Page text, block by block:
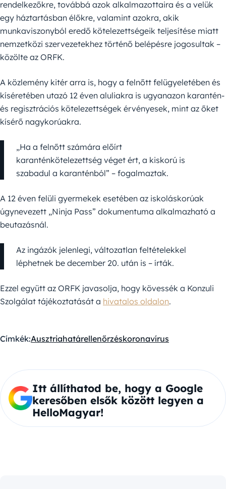
rendelkezőkre, továbbá azok alkalmazottaira és a velük
egy háztartásban élőkre, valamint azokra, akik
munkaviszonyból eredő kötelezettségeik teljesítése miatt
nemzetközi szervezetekhez történő belépésre jogosultak –
közölte az ORFK.
A közlemény kitér arra is, hogy a felnőtt felügyeletében és
kíséretében utazó 12 éven aluliakra is ugyanazon karantén-
és regisztrációs kötelezettségek érvényesek, mint az őket
kísérő nagykorúakra.
„Ha a felnőtt számára előírt
karanténkötelezettség véget ért, a kiskorú is
szabadul a karanténból” – fogalmaztak.
A 12 éven felüli gyermekek esetében az iskoláskorúak
úgynevezett „Ninja Pass” dokumentuma alkalmazható a
beutazásnál.
Az ingázók jelenlegi, változatlan feltételekkel
léphetnek be december 20. után is – írták.
Ezzel együtt az ORFK javasolja, hogy kövessék a Konzuli
Szolgálat tájékoztatását a hivatalos oldalon.
Címkék:Ausztriahatárellenőrzéskoronavírus
Itt állíthatod be, hogy a Google
keresőben elsők között legyen a
HelloMagyar!